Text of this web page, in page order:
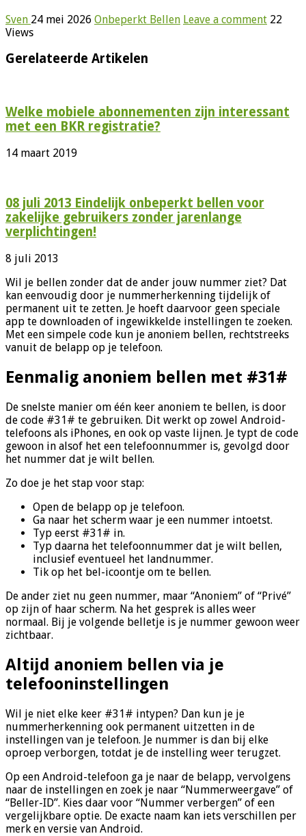
Sven 24 mei 2026 Onbeperkt Bellen Leave a comment 22
Views
Gerelateerde Artikelen
Welke mobiele abonnementen zijn interessant
met een BKR registratie?
14 maart 2019
08 juli 2013 Eindelijk onbeperkt bellen voor
zakelijke gebruikers zonder jarenlange
verplichtingen!
8 juli 2013
Wil je bellen zonder dat de ander jouw nummer ziet? Dat
kan eenvoudig door je nummerherkenning tijdelijk of
permanent uit te zetten. Je hoeft daarvoor geen speciale
app te downloaden of ingewikkelde instellingen te zoeken.
Met een simpele code kun je anoniem bellen, rechtstreeks
vanuit de belapp op je telefoon.
Eenmalig anoniem bellen met #31#
De snelste manier om één keer anoniem te bellen, is door
de code #31# te gebruiken. Dit werkt op zowel Android-
telefoons als iPhones, en ook op vaste lijnen. Je typt de code
gewoon in alsof het een telefoonnummer is, gevolgd door
het nummer dat je wilt bellen.
Zo doe je het stap voor stap:
Open de belapp op je telefoon.
Ga naar het scherm waar je een nummer intoetst.
Typ eerst #31# in.
Typ daarna het telefoonnummer dat je wilt bellen,
inclusief eventueel het landnummer.
Tik op het bel-icoontje om te bellen.
De ander ziet nu geen nummer, maar “Anoniem” of “Privé”
op zijn of haar scherm. Na het gesprek is alles weer
normaal. Bij je volgende belletje is je nummer gewoon weer
zichtbaar.
Altijd anoniem bellen via je
telefooninstellingen
Wil je niet elke keer #31# intypen? Dan kun je je
nummerherkenning ook permanent uitzetten in de
instellingen van je telefoon. Je nummer is dan bij elke
oproep verborgen, totdat je de instelling weer terugzet.
Op een Android-telefoon ga je naar de belapp, vervolgens
naar de instellingen en zoek je naar “Nummerweergave” of
“Beller-ID”. Kies daar voor “Nummer verbergen” of een
vergelijkbare optie. De exacte naam kan iets verschillen per
merk en versie van Android.